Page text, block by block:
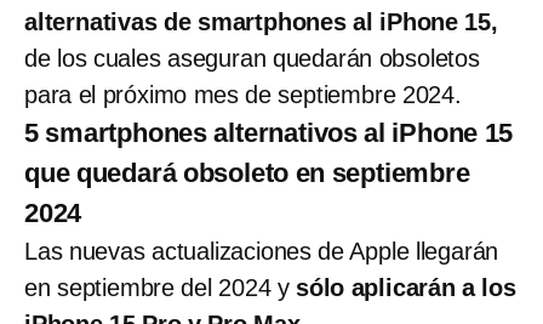
alternativas de smartphones al iPhone 15,
de los cuales aseguran quedarán obsoletos
para el próximo mes de septiembre 2024.
5 smartphones alternativos al iPhone 15
que quedará obsoleto en septiembre
2024
Las nuevas actualizaciones de Apple llegarán
en septiembre del 2024 y sólo aplicarán a los